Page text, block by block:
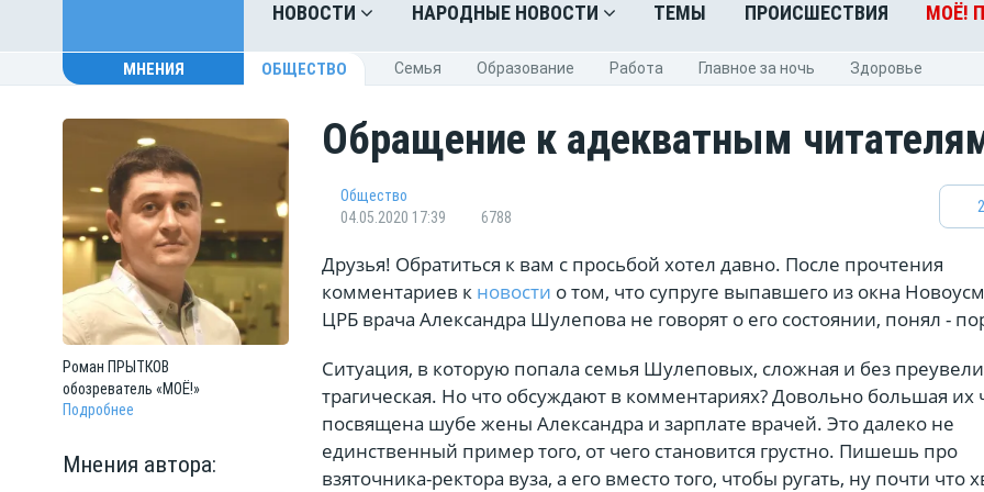
НОВОСТИ НАРОДНЫЕ НОВОСТИ ТЕМЫ ПРОИСШЕСТВИЯ МОЁ!
МНЕНИЯ ОБЩЕСТВО Cемья Oбразование Pабота Главное за ночь Здоровье
Роман ПРЫТКОВ
обозреватель «МОЁ!»
Подробнее
Мнения автора:
Обращение к адекватным
Общество
04.05.2020 17:39
6788
Друзья! Обратиться к вам с просьбой хотел давно. После прочтения
комментариев к новости о том, что супруге выпавшего из окна
ЦРБ врача Александра Шулепова не говорят о его состоянии, понял -
Ситуация, в которую попала семья Шулеповых, сложная и без
трагическая. Но что обсуждают в комментариях? Довольно большая их
посвящена шубе жены Александра и зарплате врачей. Это далеко не
единственный пример того, от чего становится грустно. Пишешь про
взяточника-ректора вуза, а его вместо того, чтобы ругать, ну почти что